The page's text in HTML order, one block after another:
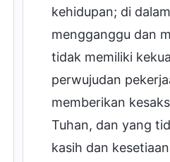
kehidupan; di
mengganggu dan
tidak memiliki
perwujudan
memberikan
Tuhan, dan yang
kasih dan